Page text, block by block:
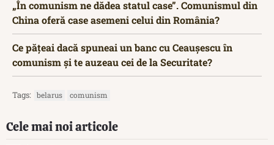
„În comunism ne dădea statul case”. Comunismul din
China oferă case asemeni celui din România?
Ce pățeai dacă spuneai un banc cu Ceaușescu în
comunism și te auzeau cei de la Securitate?
Tags: belarus comunism
Cele mai noi articole